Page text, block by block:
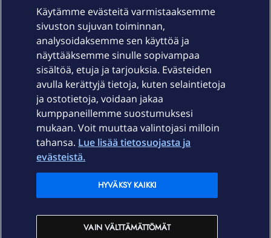
Laitteet & liittymät
Palvelut
Ajankohtaista
Elisa Oyj
In English
Käytämme evästeitä varmistaaksemme
sivuston sujuvan toiminnan,
analysoidaksemme sen käyttöä ja
näyttääksemme sinulle sopivampaa
sisältöä, etuja ja tarjouksia. Evästeiden
avulla kerättyjä tietoja, kuten selaintietoja
ja ostotietoja, voidaan jakaa
kumppaneillemme suostumuksesi
mukaan. Voit muuttaa valintojasi milloin
tahansa. Lue lisää tietosuojasta ja
evästeistä.
VAIN VÄLTTÄMÄTTÖMÄT
HYVÄKSY KAIKKI